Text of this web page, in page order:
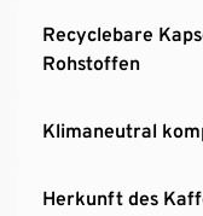
Recyclebare
Rohstoffen
Klimaneutral
Herkunft des